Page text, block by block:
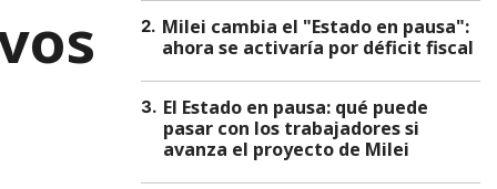
2. Milei cambia el "Estado en pausa":
ahora se activaría por déficit fiscal
3. El Estado en pausa: qué puede
pasar con los trabajadores si
avanza el proyecto de Milei